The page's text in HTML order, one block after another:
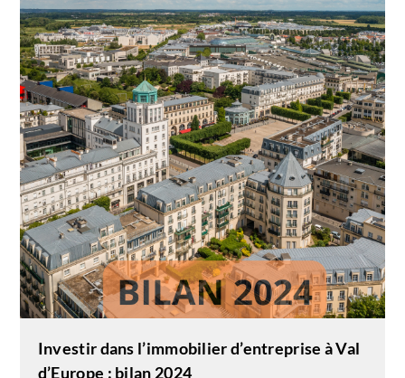
Investir dans l’immobilier d’entreprise à Val
d’Europe : bilan 2024